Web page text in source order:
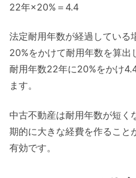
22年×20%＝4.4
法定耐用年数が経過している
20%をかけて耐用年数を算出
耐用年数22年に20%をかけ
ます。
中古不動産は耐用年数が短く
期的に大きな経費を作ること
有効です。